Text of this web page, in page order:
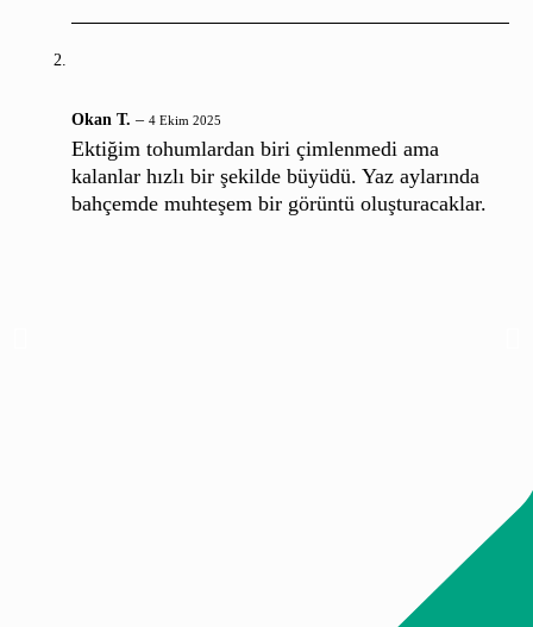
Okan T. – 4 Ekim 2025
Ektiğim tohumlardan biri çimlenmedi ama
kalanlar hızlı bir şekilde büyüdü. Yaz aylarında
bahçemde muhteşem bir görüntü oluşturacaklar.